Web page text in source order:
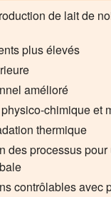
de lait de
plus élevés
amélioré
chimique et
thermique
des processus
contrôlables avec